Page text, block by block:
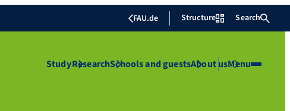
FAU.de Structure Search
StudyResearchSchools and guestsAbout usMenu